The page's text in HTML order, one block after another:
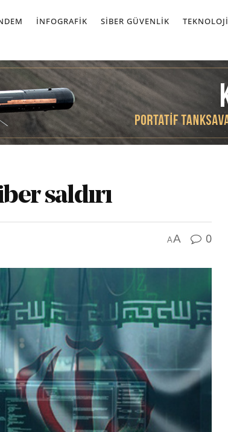
İNFOGRAFIK SIBER GÜVENLIK TEKNOLOJI
saldırı
AA 0